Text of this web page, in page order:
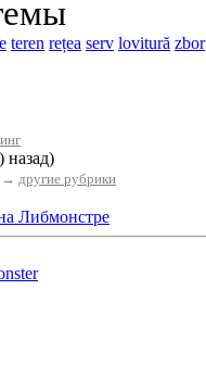
teren rețea serv lovitură zbor
назад)
→ другие рубрики
Либмонстре